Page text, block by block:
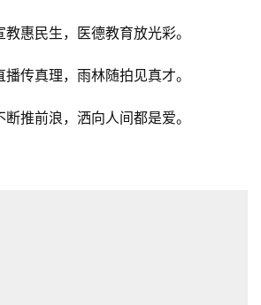
教惠民生，医德教育放光彩。
播传真理，雨林随拍见真才。
断推前浪，洒向人间都是爱。